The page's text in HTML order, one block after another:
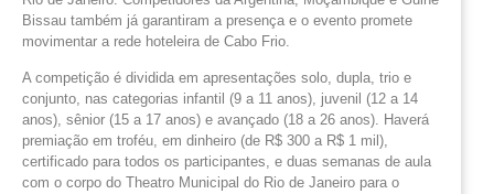
Bissau também já garantiram a presença e o evento promete
movimentar a rede hoteleira de Cabo Frio.
A competição é dividida em apresentações solo, dupla, trio e
conjunto, nas categorias infantil (9 a 11 anos), juvenil (12 a 14
anos), sênior (15 a 17 anos) e avançado (18 a 26 anos). Haverá
premiação em troféu, em dinheiro (de R$ 300 a R$ 1 mil),
certificado para todos os participantes, e duas semanas de aula
com o corpo do Theatro Municipal do Rio de Janeiro para o